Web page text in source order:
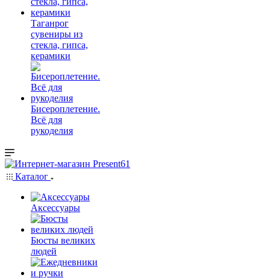
Таганрог
сувениры из
стекла, гипса,
керамики
Бисероплетение.
Всё для
рукоделия
Каталог
Аксессуары
Бюсты великих
людей